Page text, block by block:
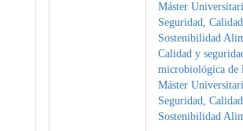
Máster
Seguridad,
Sostenibilidad
Calidad y
microbiológica de
Máster
Seguridad,
Sostenibilidad